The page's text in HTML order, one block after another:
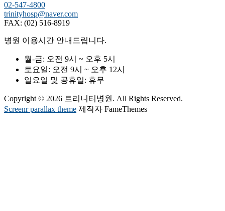
02-547-4800
trinityhosp@naver.com
FAX: (02) 516-8919
병원 이용시간 안내드립니다.
월-금: 오전 9시 ~ 오후 5시
토요일: 오전 9시 ~ 오후 12시
일요일 및 공휴일: 휴무
Copyright © 2026 트리니티병원. All Rights Reserved.
Screenr parallax theme 제작자 FameThemes